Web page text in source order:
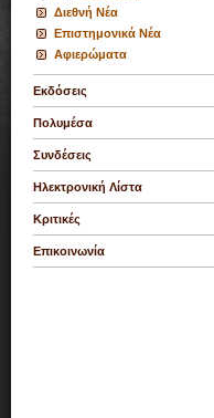
Διεθνή Νέα
Επιστημονικά Νέα
Αφιερώματα
Εκδόσεις
Πολυμέσα
Συνδέσεις
Ηλεκτρονική Λίστα
Κριτικές
Επικοινωνία